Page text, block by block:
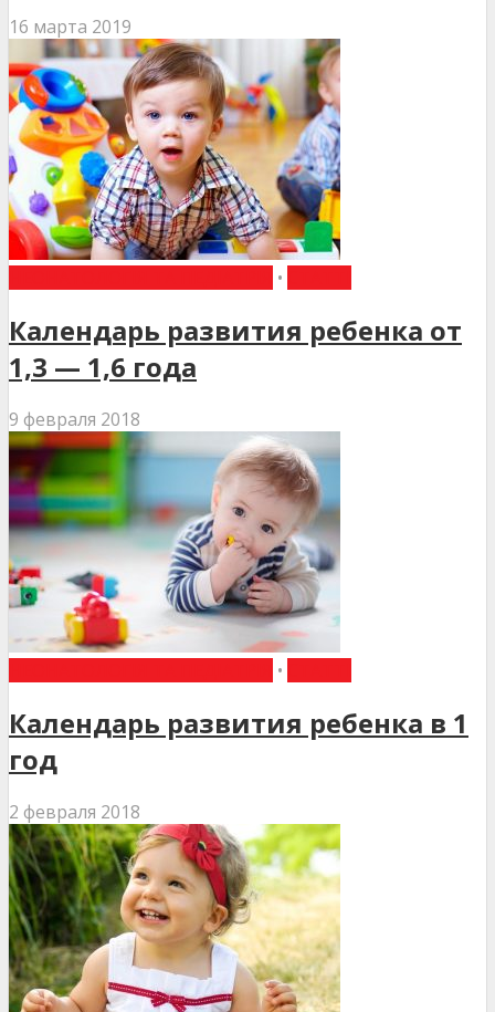
16 марта 2019
•
Календарь развития ребенка от
1,3 — 1,6 года
9 февраля 2018
•
Календарь развития ребенка в 1
год
2 февраля 2018